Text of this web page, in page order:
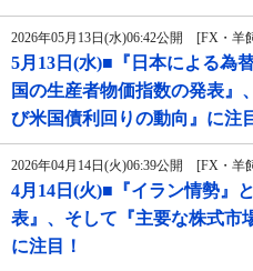
2026年05月13日(水)06:42公開 [FX・羊
5月13日(水)■『日本による為
国の生産者物価指数の発表』
び米国債利回りの動向』に注
2026年04月14日(火)06:39公開 [FX・羊
4月14日(火)■『イラン情勢』
表』、そして『主要な株式市
に注目！